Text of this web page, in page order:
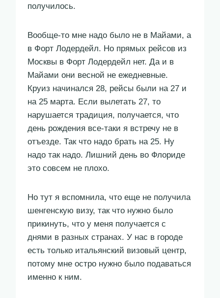
получилось.
Вообще-то мне надо было не в Майами, а
в Форт Лодердейл. Но прямых рейсов из
Москвы в Форт Лодердейл нет. Да и в
Майами они весной не ежедневные.
Круиз начинался 28, рейсы были на 27 и
на 25 марта. Если вылетать 27, то
нарушается традиция, получается, что
день рождения все-таки я встречу не в
отъезде. Так что надо брать на 25. Ну
надо так надо. Лишний день во Флориде
это совсем не плохо.
Но тут я вспомнила, что еще не получила
шенгенскую визу, так что нужно было
прикинуть, что у меня получается с
днями в разных странах. У нас в городе
есть только итальянский визовый центр,
потому мне остро нужно было подаваться
именно к ним.